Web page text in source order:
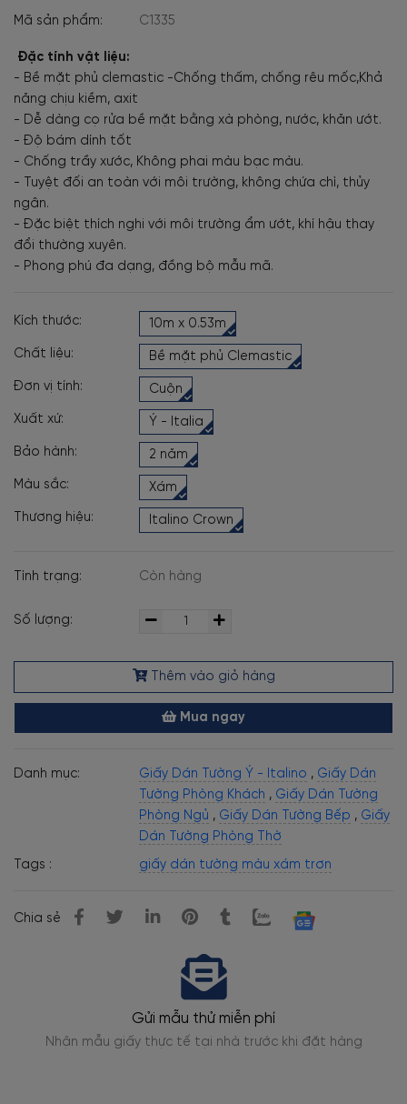
Mã sản phẩm: C1335
Đặc tính vật liệu:
- Bề mặt phủ clemastic -Chống thấm, chống rêu mốc,Khả
năng chịu kiềm, axit
- Dễ dàng cọ rửa bề mặt bằng xà phòng, nước, khăn ướt.
- Độ bám dính tốt
- Chống trầy xước, Không phai màu bạc màu.
- Tuyệt đối an toàn với môi trường, không chứa chì, thủy
ngân.
- Đặc biệt thích nghi với môi trường ẩm ướt, khí hậu thay
đổi thường xuyên.
- Phong phú đa dạng, đồng bộ mẫu mã.
Kích thước: 10m x 0.53m
Chất liệu: Bề mặt phủ Clemastic
Đơn vị tính: Cuộn
Xuất xứ: Ý - Italia
Bảo hành: 2 năm
Màu sắc: Xám
Thương hiệu: Italino Crown
Tình trạng: Còn hàng
Số lượng:
Thêm vào giỏ hàng
Mua ngay
Danh mục: Giấy Dán Tường Ý - Italino , Giấy Dán
Tường Phòng Khách , Giấy Dán Tường
Phòng Ngủ , Giấy Dán Tường Bếp , Giấy
Dán Tường Phòng Thờ
Tags :
giấy dán tường màu xám trơn
Chia sẻ
trước khi đặt hàng
Thi công chuyên
Thợ dán tường lành nghề, kỹ thuật